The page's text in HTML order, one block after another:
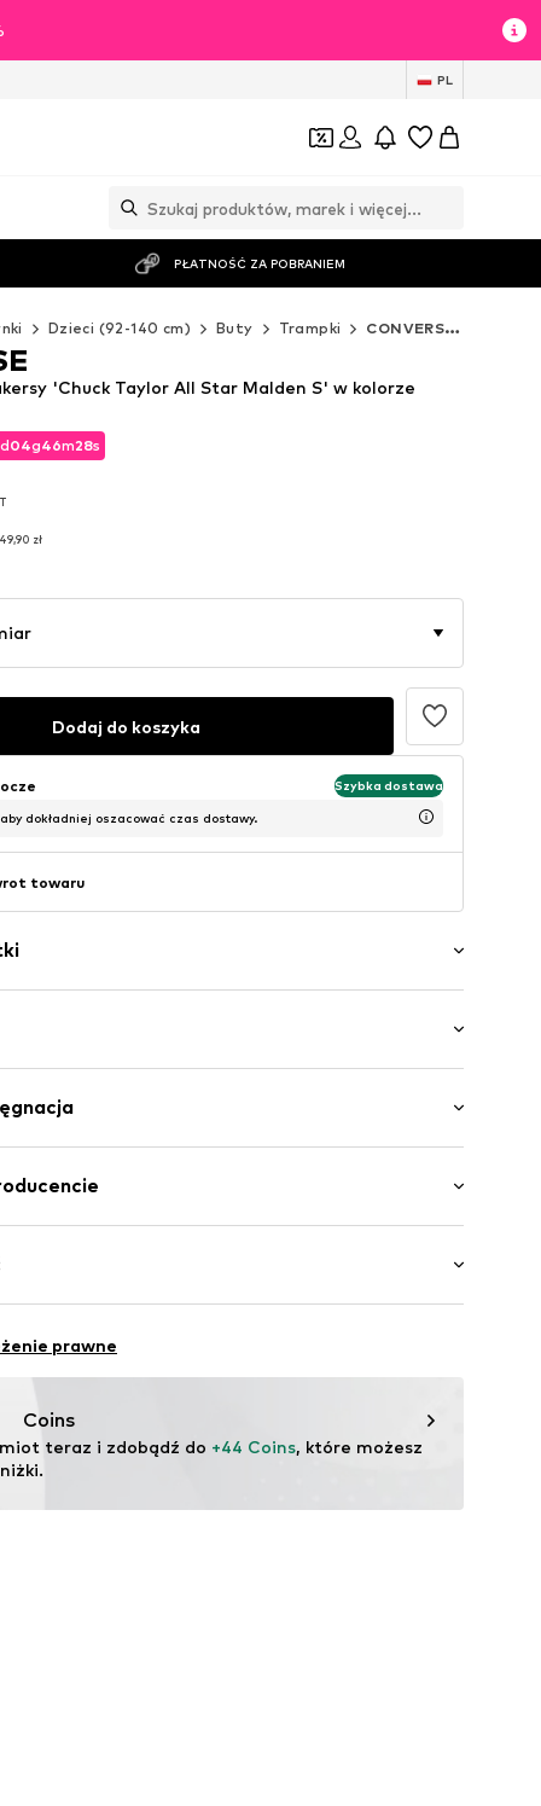
PL
PŁATNOŚĆ ZA POBRANIEM
Dzieci (92-140 cm) Buty Trampki CONVERSE Trampki
d04g46m27s
zł
d04g46m27s
'Chuck Taylor All Star Malden S' w kolorze
Dodaj do koszyka
Szybka dostawa
dokładniej oszacować czas dostawy.
towaru
3 dziurki
prawne
Coins
teraz i zdobądź do +44 Coins, które możesz